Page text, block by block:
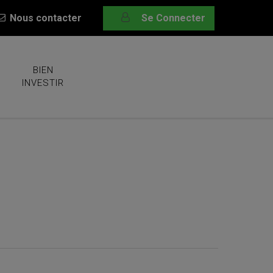
Nous contacter Se Connecter
BIEN
INVESTIR